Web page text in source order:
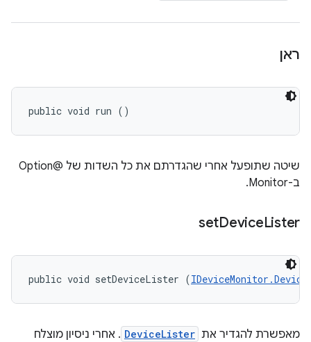
ראן
public void run ()
שיטה שתופעל אחרי שהגדרתם את כל השדות של @Option
ב-Monitor.
setDeviceLister
public void setDeviceLister (
מאפשרת להגדיר את DeviceLister . אחרי ניסיון מוצלח